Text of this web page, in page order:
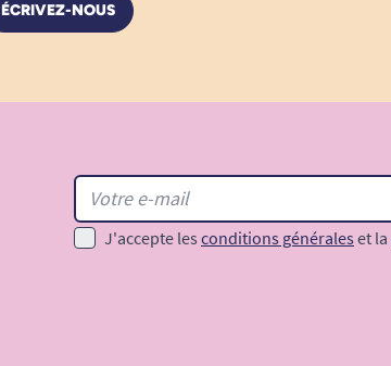
ÉCRIVEZ-NOUS
J'accepte les conditions générales et la